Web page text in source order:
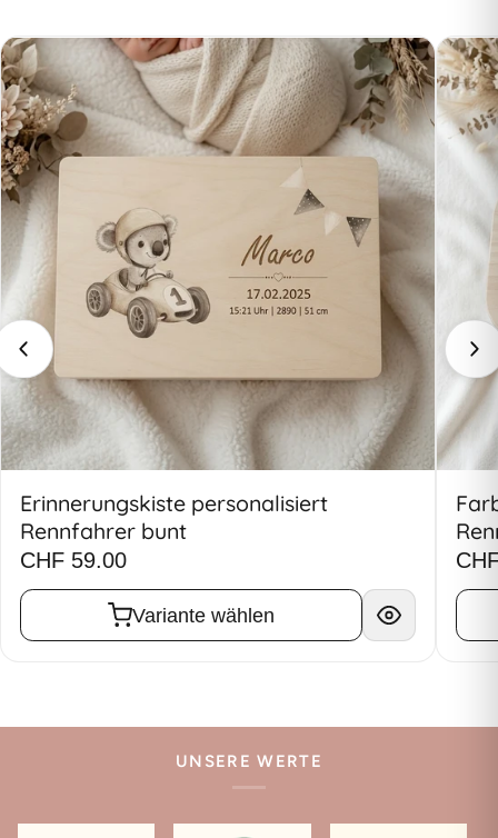
Erinnerungskiste personalisiert
Rennfahrer bunt
CHF 59.00
Variante wählen
UNSERE WERTE